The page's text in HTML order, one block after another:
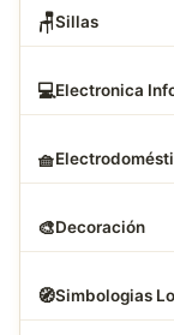
🪑Sillas
💻Electronica
🧺
🎨Decoración
🧭Simbologias